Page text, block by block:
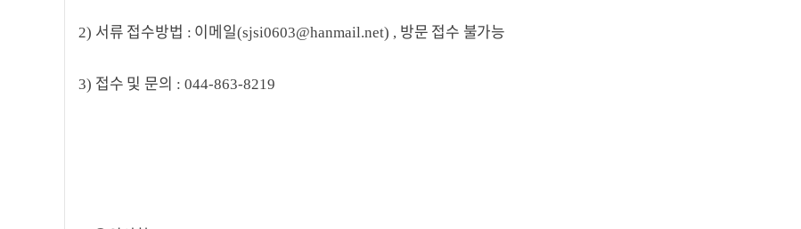
2) 서류 접수방법 : 이메일(sjsi0603@hanmail.net) , 방문 접수 불가능
3) 접수 및 문의 : 044-863-8219